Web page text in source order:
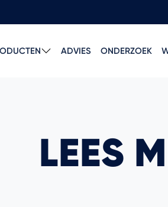
ADVIES ONDERZOEK
LEES